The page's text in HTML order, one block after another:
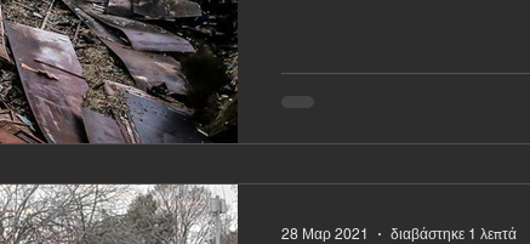
28 Μαρ 2021 διαβάστηκε 1 λεπτά